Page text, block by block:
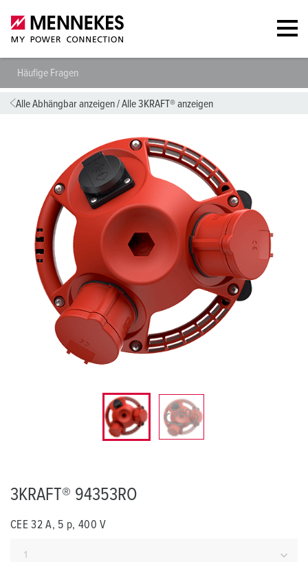
Häufige Fragen
Alle Abhängbar anzeigen/Alle 3KRAFT® anzeigen
3KRAFT® 94353RO
CEE 32 A, 5 p, 400 V